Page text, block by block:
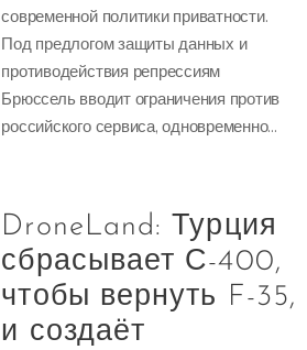
современной политики приватности.
Под предлогом защиты данных и
противодействия репрессиям
Брюссель вводит ограничения против
российского сервиса, одновременно...
DroneLand: Турция
сбрасывает С-400,
чтобы вернуть F-35,
и создаёт